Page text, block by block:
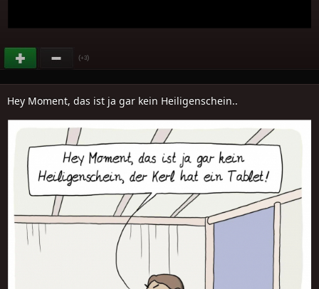
(+3)
Hey Moment, das ist ja gar kein Heiligenschein..